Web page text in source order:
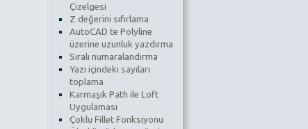
Çizelgesi
Z değerini sıfırlama
AutoCAD te Polyline
üzerine uzunluk yazdırma
Sıralı numaralandırma
Yazı içindeki sayıları
toplama
Karmaşık Path ile Loft
Uygulaması
Çoklu Fillet Fonksiyonu